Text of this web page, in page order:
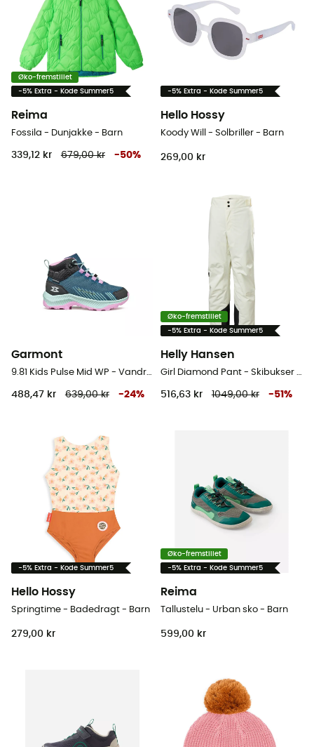
Øko-fremstillet
-5% Extra - Kode Summer5
Reima
Fossila - Dunjakke - Barn
339,12 kr 679,00 kr -50%
-5% Extra - Kode Summer5
Hello Hossy
Koody Will - Solbriller - Barn
269,00 kr
Garmont
9.81 Kids Pulse Mid WP - Vandresko - Barn
488,47 kr 639,00 kr -24%
Øko-fremstillet
-5% Extra - Kode Summer5
Helly Hansen
Girl Diamond Pant - Skibukser - Barn
516,63 kr 1049,00 kr -51 %
-5% Extra - Kode Summer5
Hello Hossy
Springtime - Badedragt - Barn
279,00 kr
Øko-fremstillet
-5% Extra - Kode Summer5
Reima
Tallustelu - Urban sko - Barn
599,00 kr